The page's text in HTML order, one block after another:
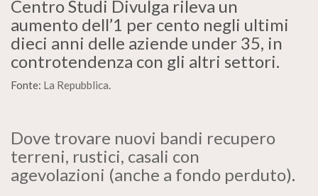
Centro Studi Divulga rileva un
aumento dell’1 per cento negli ultimi
dieci anni delle aziende under 35, in
controtendenza con gli altri settori.
Fonte: La Repubblica.
Dove trovare nuovi bandi recupero
terreni, rustici, casali con
agevolazioni (anche a fondo perduto).